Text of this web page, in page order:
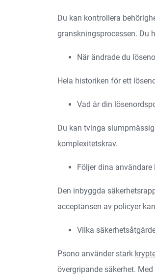
Du kan kontrollera
granskningsprocessen. Du
När ändrade du
Hela historiken för ett
Vad är din
Du kan tvinga
komplexitetskrav.
Följer dina
Den inbyggda
acceptansen av policyer
Vilka
Psono använder stark
övergripande säkerhet.